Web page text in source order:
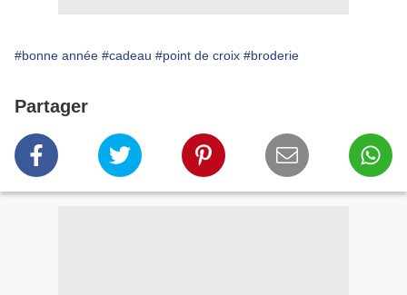
#bonne année #cadeau #point de croix #broderie
Partager